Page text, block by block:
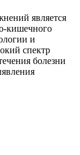
является
кишечного
и
спектр
болезни